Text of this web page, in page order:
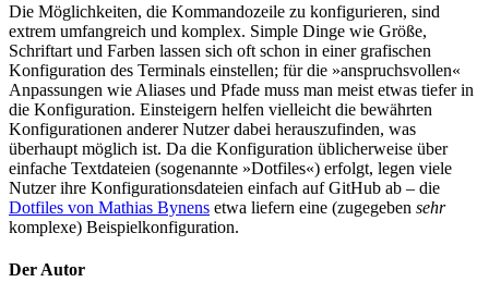
Die Möglichkeiten, die Kommandozeile zu konfigurieren, sind
extrem umfangreich und komplex. Simple Dinge wie Größe,
Schriftart und Farben lassen sich oft schon in einer grafischen
Konfiguration des Terminals einstellen; für die »anspruchsvollen«
Anpassungen wie Aliases und Pfade muss man meist etwas tiefer in
die Konfiguration. Einsteigern helfen vielleicht die bewährten
Konfigurationen anderer Nutzer dabei herauszufinden, was
überhaupt möglich ist. Da die Konfiguration üblicherweise über
einfache Textdateien (sogenannte »Dotfiles«) erfolgt, legen viele
Nutzer ihre Konfigurationsdateien einfach auf GitHub ab – die
Dotfiles von Mathias Bynens etwa liefern eine (zugegeben sehr
komplexe) Beispielkonfiguration.
Der Autor